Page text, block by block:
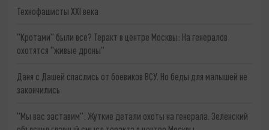
Технофашисты XXI века
"Кротами" были все? Теракт в центре Москвы: На генералов
охотятся "живые дроны"
Даня с Дашей спаслись от боевиков ВСУ. Но беды для малышей не
закончились
"Мы вас заставим": Жуткие детали охоты на генерала. Зеленский